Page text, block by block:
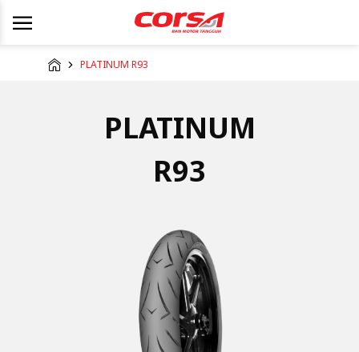
PLATINUM R93
PLATINUM
R93